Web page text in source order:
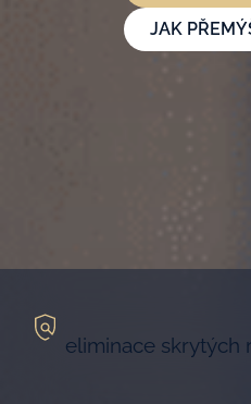
JAK
eliminace skrytých